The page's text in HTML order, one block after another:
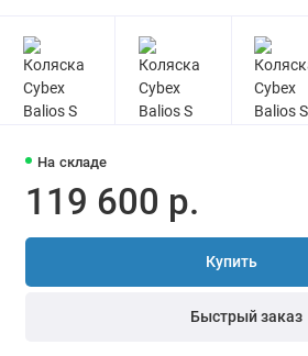
На складе
119 600 р.
Купить
Быстрый заказ